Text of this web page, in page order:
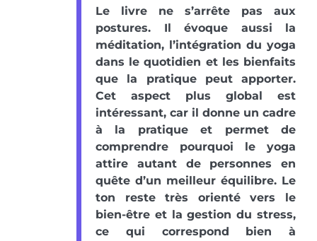
Le livre ne s’arrête pas aux
postures. Il évoque aussi la
méditation, l’intégration du yoga
dans le quotidien et les bienfaits
que la pratique peut apporter.
Cet aspect plus global est
intéressant, car il donne un cadre
à la pratique et permet de
comprendre pourquoi le yoga
attire autant de personnes en
quête d’un meilleur équilibre. Le
ton reste très orienté vers le
bien-être et la gestion du stress,
ce qui correspond bien à